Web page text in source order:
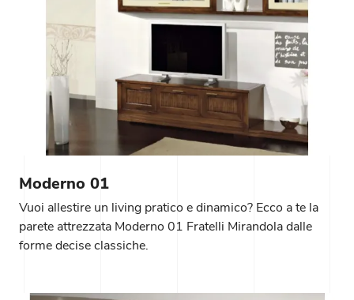
Moderno 01
Vuoi allestire un living pratico e dinamico? Ecco a te la
parete attrezzata Moderno 01 Fratelli Mirandola dalle
forme decise classiche.